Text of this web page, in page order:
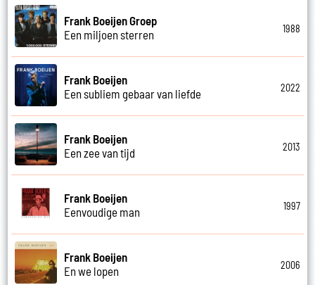
Frank Boeijen Groep
Een miljoen sterren
1988
Frank Boeijen
Een subliem gebaar van liefde
2022
Frank Boeijen
Een zee van tijd
2013
Frank Boeijen
Eenvoudige man
1997
Frank Boeijen
En we lopen
2006